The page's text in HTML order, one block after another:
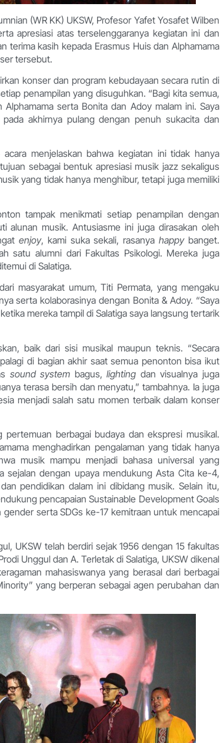
(WR KK) UKSW, Profesor Yafet Yosafet Wilben
apresiasi atas terselenggaranya kegiatan ini dan
terima kasih kepada Erasmus Huis dan Alphamama
tersebut.
konser dan program kebudayaan secara rutin di
penampilan yang disuguhkan. “Bagi kita semua,
serta Bonita dan Adoy malam ini. Saya
akhirnya pulang dengan penuh sukacita dan
menjelaskan bahwa kegiatan ini tidak hanya
sebagai bentuk apresiasi musik jazz sekaligus
yang tidak hanya menghibur, tetapi juga memiliki
tampak menikmati setiap penampilan dengan
alunan musik. Antusiasme ini juga dirasakan oleh
enjoy, kami suka sekali, rasanyahappybanget.
satu alumni dari Fakultas Psikologi. Mereka juga
di Salatiga.
masyarakat umum, Titi Permata, yang mengaku
serta kolaborasinya dengan Bonita & Adoy. “Saya
mereka tampil di Salatiga saya langsung tertarik
baik dari sisi musikal maupun teknis. “Secara
di bagian akhir saat semua penonton bisa ikut
sound system bagus,lighting dan visualnya juga
terasa bersih dan menyatu,” tambahnya. Ia juga
menjadi salah satu momen terbaik dalam konser
berbagai budaya dan ekspresi musikal.
menghadirkan pengalaman yang tidak hanya
musik mampu menjadi bahasa universal yang
sejalan dengan upaya mendukung Asta Cita ke-4,
pendidikan dalam ini dibidang musik. Selain itu,
pencapaian Sustainable Development Goals
serta SDGs ke-17 kemitraan untuk mencapai
UKSW telah berdiri sejak 1956 dengan 15 fakultas
Unggul dan A. Terletak di Salatiga, UKSW dikenal
mahasiswanya yang berasal dari berbagai
yang berperan sebagai agen perubahan dan